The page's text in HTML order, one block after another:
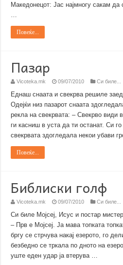
Македонецот: Јас најмногу сакам
…
Повеќе...
Пазар
Vicoteka.mk 09/07/2010 Си биле...
Еднаш снаата и свекрва решиле
Одејќи низ пазарот снаата
рекла на свекрвата: – Свекрво види
ги касниш в уста да ти останат. Си
свекрвата здогледала некои убави
Повеќе...
Библиски голф
Vicoteka.mk 09/07/2010 Си биле...
Си биле Мојсеј, Исус и постар
– Прв е Мојсеј. Ја мава топката
бргу се стрчува накај езерото, го
безбедно се тркала по дното на
уште еден удар ја втерува …